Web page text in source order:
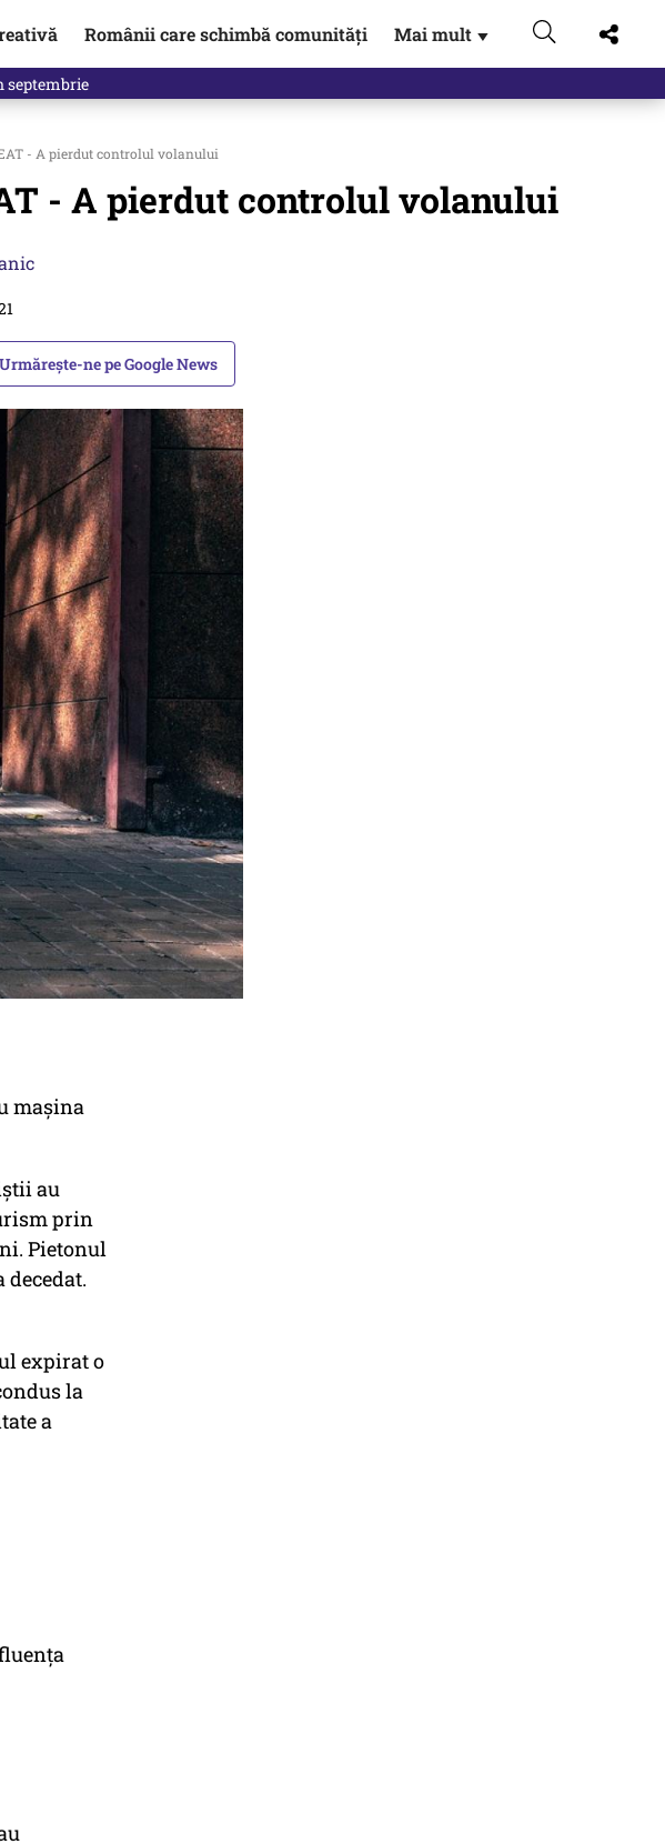
Românii care schimbă comunități Mai mult ▼
toți românii
- A pierdut controlul volanului
- A pierdut controlul volanului
Urmărește-ne pe Google News
mașina
au
prin
Pietonul
expirat o
la
a